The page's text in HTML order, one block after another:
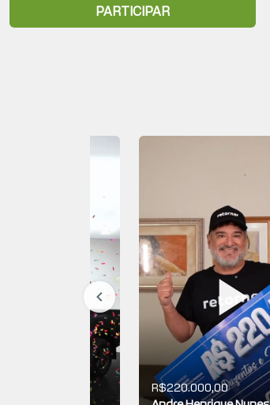
PARTICIPAR
R$220.000,00